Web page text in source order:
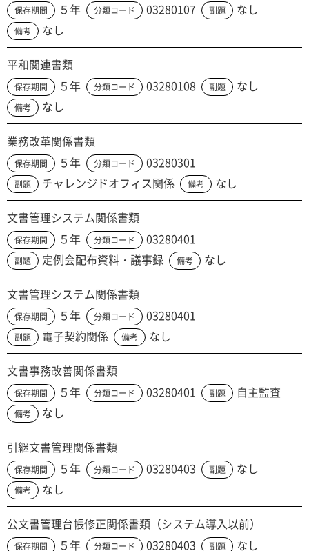
保存期間 ５年 分類コード 03280107 副題 なし
備考 なし
平和関連書類
保存期間 ５年 分類コード 03280108 副題 なし
備考 なし
業務改革関係書類
保存期間 ５年 分類コード 03280301
副題 チャレンジドオフィス関係 備考 なし
文書管理システム関係書類
保存期間 ５年 分類コード 03280401
副題 定例会配布資料・議事録 備考 なし
文書管理システム関係書類
保存期間 ５年 分類コード 03280401
副題 電子契約関係 備考 なし
文書事務改善関係書類
保存期間 ５年 分類コード 03280401 副題 自主監査
備考 なし
引継文書管理関係書類
保存期間 ５年 分類コード 03280403 副題 なし
備考 なし
公文書管理台帳修正関係書類（システム導入以前）
保存期間 ５年 分類コード 03280403 副題 なし